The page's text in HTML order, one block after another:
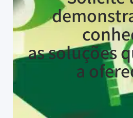
as soluções
a